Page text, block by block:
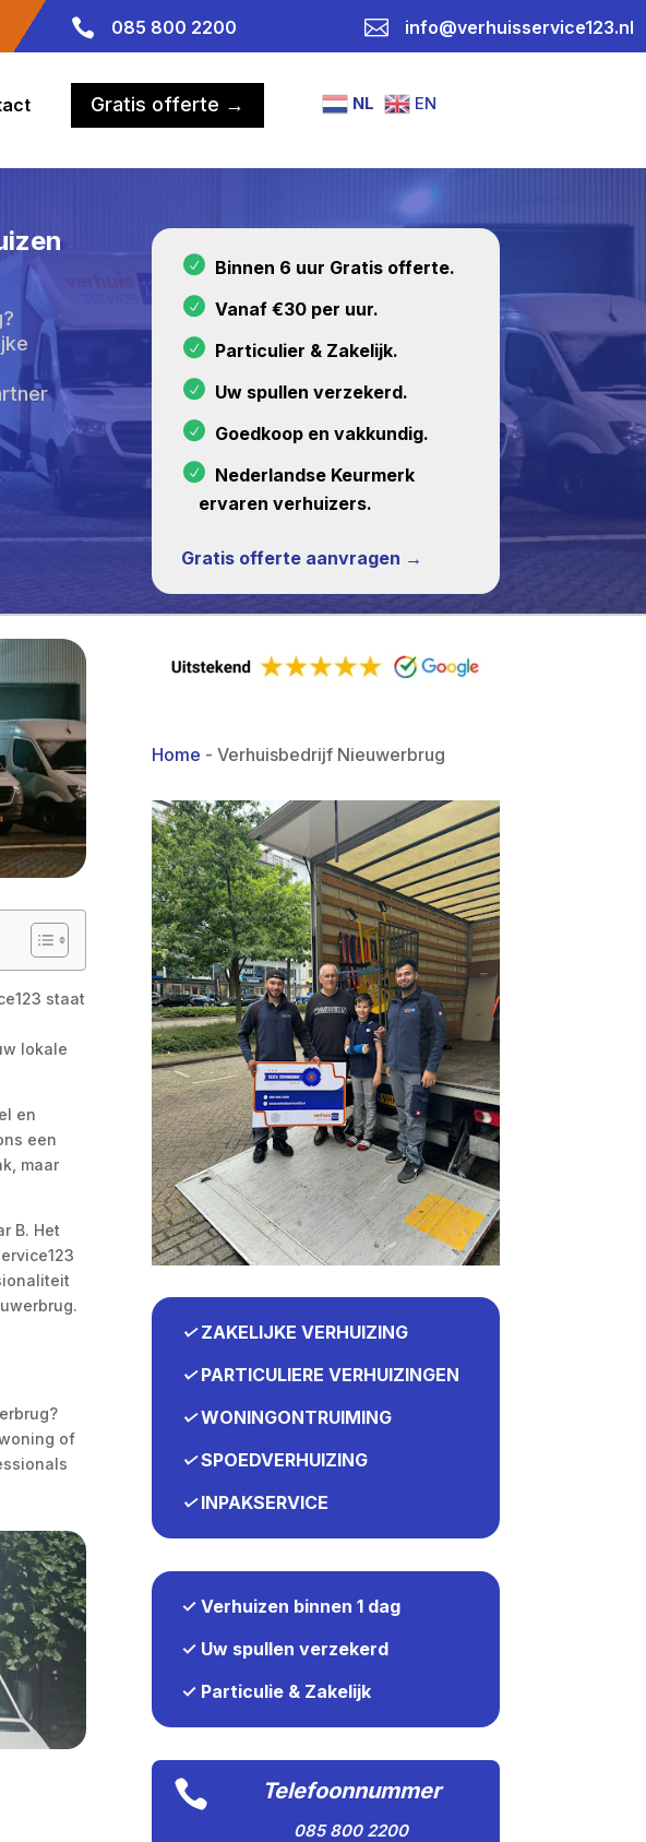
 085 800 2200  info@verhuisservice123.nl
Gratis offerte → NL EN
Binnen 6 uur Gratis offerte.
Vanaf €30 per uur.
Particulier & Zakelijk.
Uw spullen verzekerd.
Goedkoop en vakkundig.
Nederlandse Keurmerk
ervaren verhuizers.
Gratis offerte aanvragen →
staat
lokale
en
een
maar
B. Het
of
Home - Verhuisbedrijf Nieuwerbrug
✓ZAKELIJKE VERHUIZING
✓PARTICULIERE VERHUIZINGEN
✓WONINGONTRUIMING
✓SPOEDVERHUIZING
✓INPAKSERVICE
✓ Verhuizen binnen 1 dag
✓ Uw spullen verzekerd
✓ Particulie & Zakelijk
 Telefoonnummer
085 800 2200